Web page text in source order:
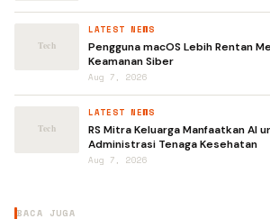
LATEST NEWS
Pengguna macOS Lebih Rentan
Keamanan Siber
Aug 7, 2026
LATEST NEWS
RS Mitra Keluarga Manfaatkan AI
Administrasi Tenaga Kesehatan
Aug 7, 2026
BACA JUGA